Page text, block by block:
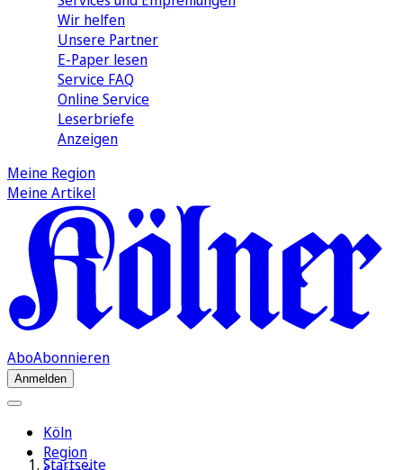
Wir helfen
Unsere Partner
E-Paper lesen
Service FAQ
Online Service
Leserbriefe
Anzeigen
Meine Region
Meine Artikel
AboAbonnieren
Anmelden
Köln
Region
Startseite